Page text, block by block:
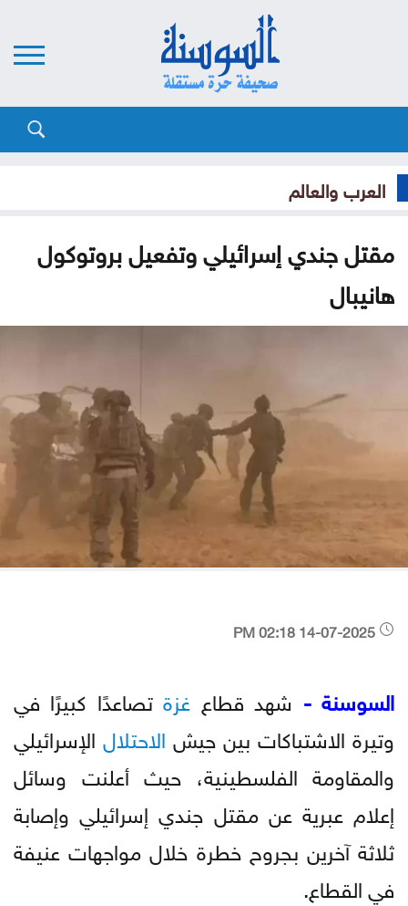
العرب والعالم
مقتل جندي إسرائيلي وتفعيل بروتوكول
هانيبال
السوسنة - شهد قطاع غزةتصاعدًا كبيرًا في
وتيرة الاشتباكات بين جيش الاحتلال الإسرائيلي
والمقاومة الفلسطينية، حيث أعلنت وسائل
إعلام عبرية عن مقتل جندي إسرائيلي وإصابة
ثلاثة آخرين بجروح خطرة خلال مواجهات عنيفة
في القطاع.